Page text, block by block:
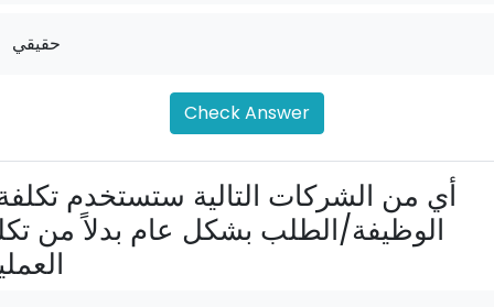
حقيقي
Check Answer
الوظيفة/الطلب بشكل عام بدلاً من